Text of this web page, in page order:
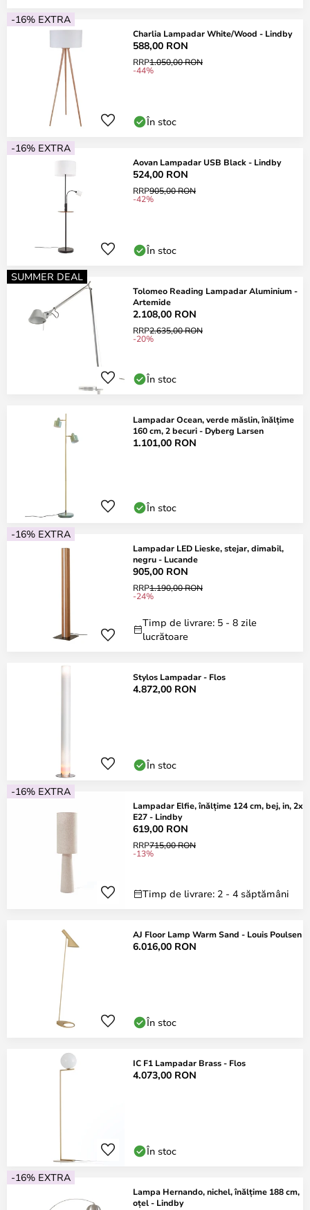
-16% EXTRA
Charlia Lampadar White/Wood - Lindby
588,00 RON
RRP1.050,00 RON
-44%
În stoc
-16% EXTRA
Aovan Lampadar USB Black - Lindby
524,00 RON
RRP905,00 RON
-42%
În stoc
SUMMER DEAL
Tolomeo Reading Lampadar Aluminium -
Artemide
2.108,00 RON
RRP2.635,00 RON
-20%
În stoc
Lampadar Ocean, verde măslin, înălțime
160 cm, 2 becuri - Dyberg Larsen
1.101,00 RON
În stoc
-16% EXTRA
Lampadar LED Lieske, stejar, dimabil,
negru - Lucande
905,00 RON
RRP1.190,00 RON
-24%
Timp de livrare: 5 - 8 zile
lucrătoare
Stylos Lampadar - Flos
4.872,00 RON
În stoc
-16% EXTRA
Lampadar Elfie, înălțime 124 cm, bej, in, 2x
E27 - Lindby
619,00 RON
RRP715,00 RON
-13%
Timp de livrare: 2 - 4 săptămâni
AJ Floor Lamp Warm Sand - Louis Poulsen
6.016,00 RON
În stoc
IC F1 Lampadar Brass - Flos
4.073,00 RON
În stoc
-16% EXTRA
Lampa Hernando, nichel, înălțime 188 cm,
oțel - Lindby